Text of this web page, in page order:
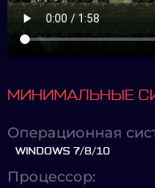
МИНИМАЛЬНЫЕ
Операционная
WINDOWS 7/8/10
Процессор: